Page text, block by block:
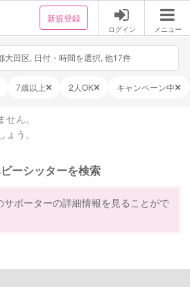
新規登録
ログイン メニュー
大田区, 日付・時間を選択, 他17件
7歳以上 2人OK キャンペーン中
ん。
う。
ーシッターを検索
サポーターの詳細情報を見ることがで